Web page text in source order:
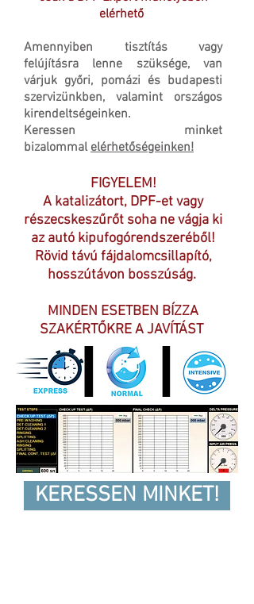
elérhető
Amennyiben tisztítás vagy
felújításra lenne szüksége, van
várjuk győri, pomázi és budapesti
szervizünkben, valamint országos
kirendeltségeinken.
Keressen minket
bizalommalelérhetőségeinken!
FIGYELEM!
A katalizátort, DPF-et vagy
részecskeszűrőt soha ne vágja ki
az autó kipufogórendszeréből!
Rövid távú fájdalomcsillapító,
hosszútávon bosszúság.
MINDEN ESETBEN BÍZZA
SZAKÉRTŐKRE A JAVÍTÁST
KERESSEN MINKET!